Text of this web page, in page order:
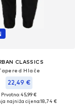
CLASSICS
Hlače
22,49 €
Prvotno: 45,99 €
najniža cijena:18,74 €